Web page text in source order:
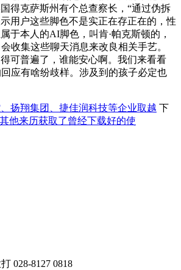
得克萨斯州有个总查察长，“通过伪拆
用户这些脚色不是实正在存正在的，性
于本人的AI脚色，叫肯·帕克斯顿的，
收集这些聊天消息来改良相关手艺。
可普遍了，谁能安心啊。我们来看看
回应有啥纷歧样。涉及到的孩子必定也
扬翔集团、捷佳润科技等企业取越 下
他来历获取了曾经下载好的使
打 028-8127 0818